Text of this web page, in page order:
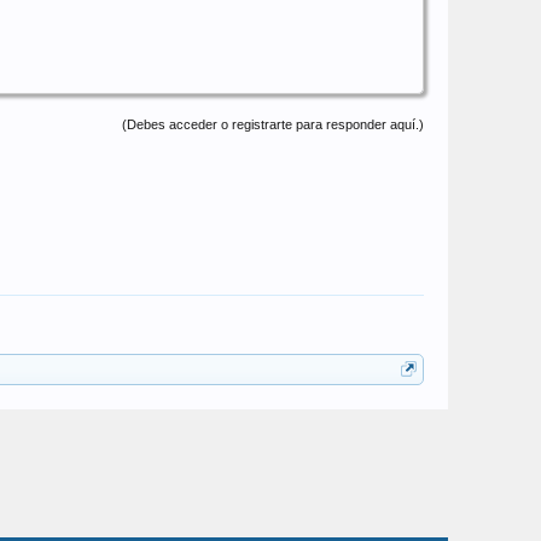
(Debes acceder o registrarte para responder aquí.)